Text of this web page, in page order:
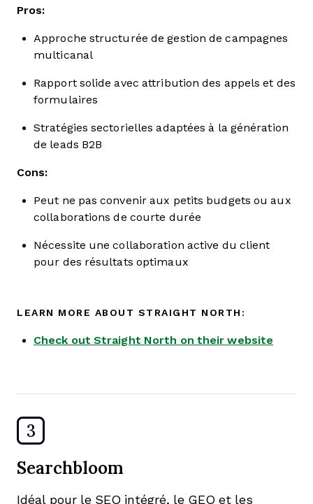
Pros:
Approche structurée de gestion de campagnes
multicanal
Rapport solide avec attribution des appels et des
formulaires
Stratégies sectorielles adaptées à la génération
de leads B2B
Cons:
Peut ne pas convenir aux petits budgets ou aux
collaborations de courte durée
Nécessite une collaboration active du client
pour des résultats optimaux
LEARN MORE ABOUT STRAIGHT NORTH:
Check out Straight North on their website
3
Searchbloom
Idéal pour le SEO intégré, le GEO et les